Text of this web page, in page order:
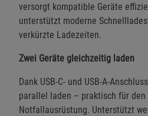
versorgt kompatible Geräte
unterstützt moderne
verkürzte Ladezeiten.
Zwei Geräte gleichzeitig laden
Dank USB-C- und USB-A-
parallel laden – praktisch für
Notfallausrüstung. Unterstützt